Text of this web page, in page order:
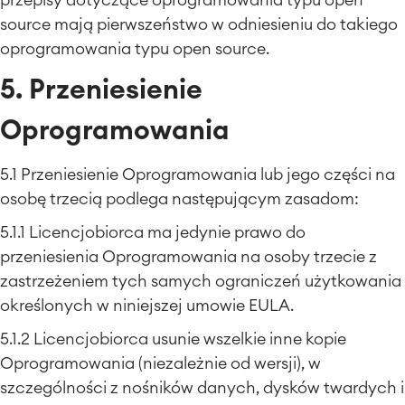
Wirtualne biuro
Integracje
Integracja SAP
Atlassian Backup & Restore
O NAS
■
■
source mają pierwszeństwo w odniesieniu do takiego
oprogramowania typu open source.
5. Przeniesienie
Oprogramowania
5.1 Przeniesienie Oprogramowania lub jego części na
osobę trzecią podlega następującym zasadom:
5.1.1 Licencjobiorca ma jedynie prawo do
przeniesienia Oprogramowania na osoby trzecie z
zastrzeżeniem tych samych ograniczeń użytkowania
określonych w niniejszej umowie EULA.
5.1.2 Licencjobiorca usunie wszelkie inne kopie
Oprogramowania (niezależnie od wersji), w
szczególności z nośników danych, dysków twardych i